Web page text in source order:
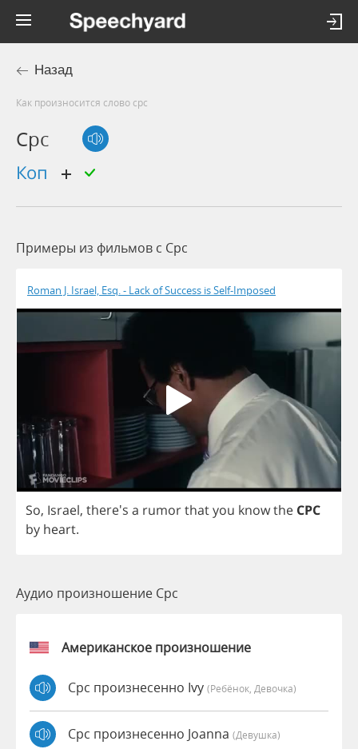
Назад
Как произносится слово cpc
Cpc
коп
Примеры из фильмов c Cpc
Roman J. Israel, Esq. - Lack of Success is Self-Imposed
So, Israel, there's a rumorthatyou knowthe CPC
by heart.
Аудио произношение Cpc
Американское произношение
Cpc произнесенно Ivy (Ребёнок, Девочка)
Cpc произнесенно Joanna (девушка)